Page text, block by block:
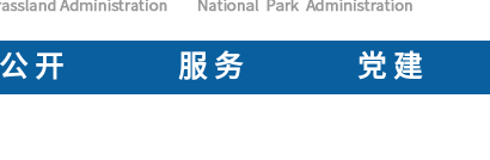
公 开 服 务 党 建